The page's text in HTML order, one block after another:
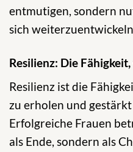
entmutigen, sondern
sich
Resilienz: Die
Resilienz ist die
zu erholen und
Erfolgreiche Frauen
als Ende, sondern als